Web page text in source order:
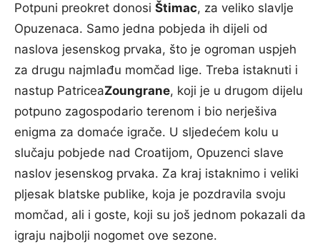
Potpuni preokret donosi Štimac, za veliko slavlje
Opuzenaca. Samo jedna pobjeda ih dijeli od
naslova jesenskog prvaka, što je ogroman uspjeh
za drugu najmlađu momčad lige. Treba istaknuti i
nastup PatriceaZoungrane, koji je u drugom dijelu
potpuno zagospodario terenom i bio nerješiva
enigma za domaće igrače. U sljedećem kolu u
slučaju pobjede nad Croatijom, Opuzenci slave
naslov jesenskog prvaka. Za kraj istaknimo i veliki
pljesak blatske publike, koja je pozdravila svoju
momčad, ali i goste, koji su još jednom pokazali da
igraju najbolji nogomet ove sezone.